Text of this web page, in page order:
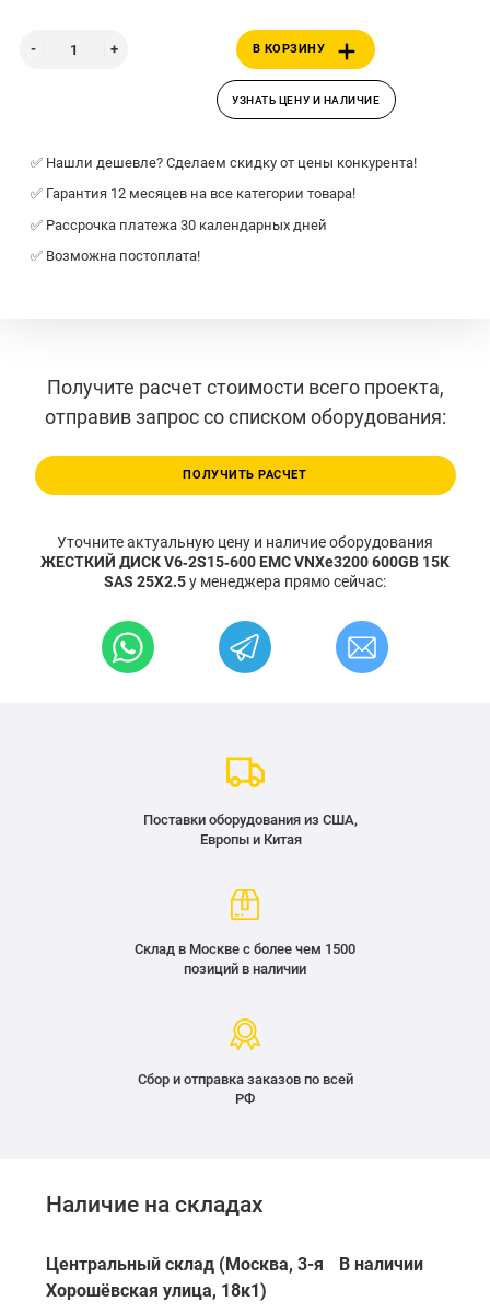
В КОРЗИНУ
УЗНАТЬ ЦЕНУ И НАЛИЧИЕ
✅ Нашли дешевле? Сделаем скидку от цены конкурента!
✅ Гарантия 12 месяцев на все категории товара!
✅ Рассрочка платежа 30 календарных дней
✅ Возможна постоплата!
Получите расчет стоимости всего проекта,
отправив запрос со списком оборудования:
ПОЛУЧИТЬ РАСЧЕТ
Уточните актуальную цену и наличие оборудования
ЖЕСТКИЙ ДИСК V6‐2S15‐600 EMC VNXe3200 600GB 15K
SAS 25X2.5у менеджера прямо сейчас:
Поставки оборудования из США,
Европы и Китая
Склад в Москве с более чем 1500
позиций в наличии
Сбор и отправка заказов по всей
РФ
Наличие на складах
Центральный склад (Москва, 3-я
Хорошёвская улица, 18к1)
В наличии